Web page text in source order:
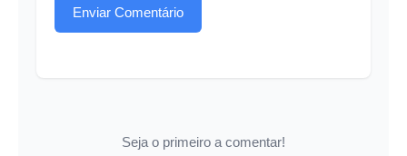
Enviar Comentário
Seja o primeiro a comentar!